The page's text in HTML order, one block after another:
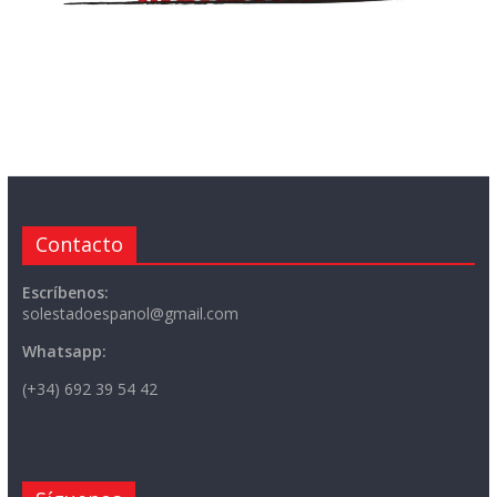
Contacto
Escríbenos:
solestadoespanol@gmail.com
Whatsapp:
(+34) 692 39 54 42